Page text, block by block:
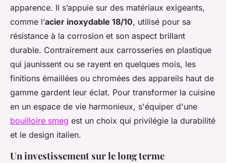
apparence. Il s’appuie sur des matériaux exigeants,
comme l’acier inoxydable 18/10, utilisé pour sa
résistance à la corrosion et son aspect brillant
durable. Contrairement aux carrosseries en plastique
qui jaunissent ou se rayent en quelques mois, les
finitions émaillées ou chromées des appareils haut de
gamme gardent leur éclat. Pour transformer la cuisine
en un espace de vie harmonieux, s'équiper d'une
bouilloire smeg est un choix qui privilégie la durabilité
et le design italien.
Un investissement sur le long terme